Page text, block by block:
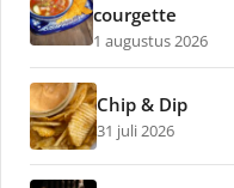
courgette
1 augustus 2026
Chip & Dip
31 juli 2026